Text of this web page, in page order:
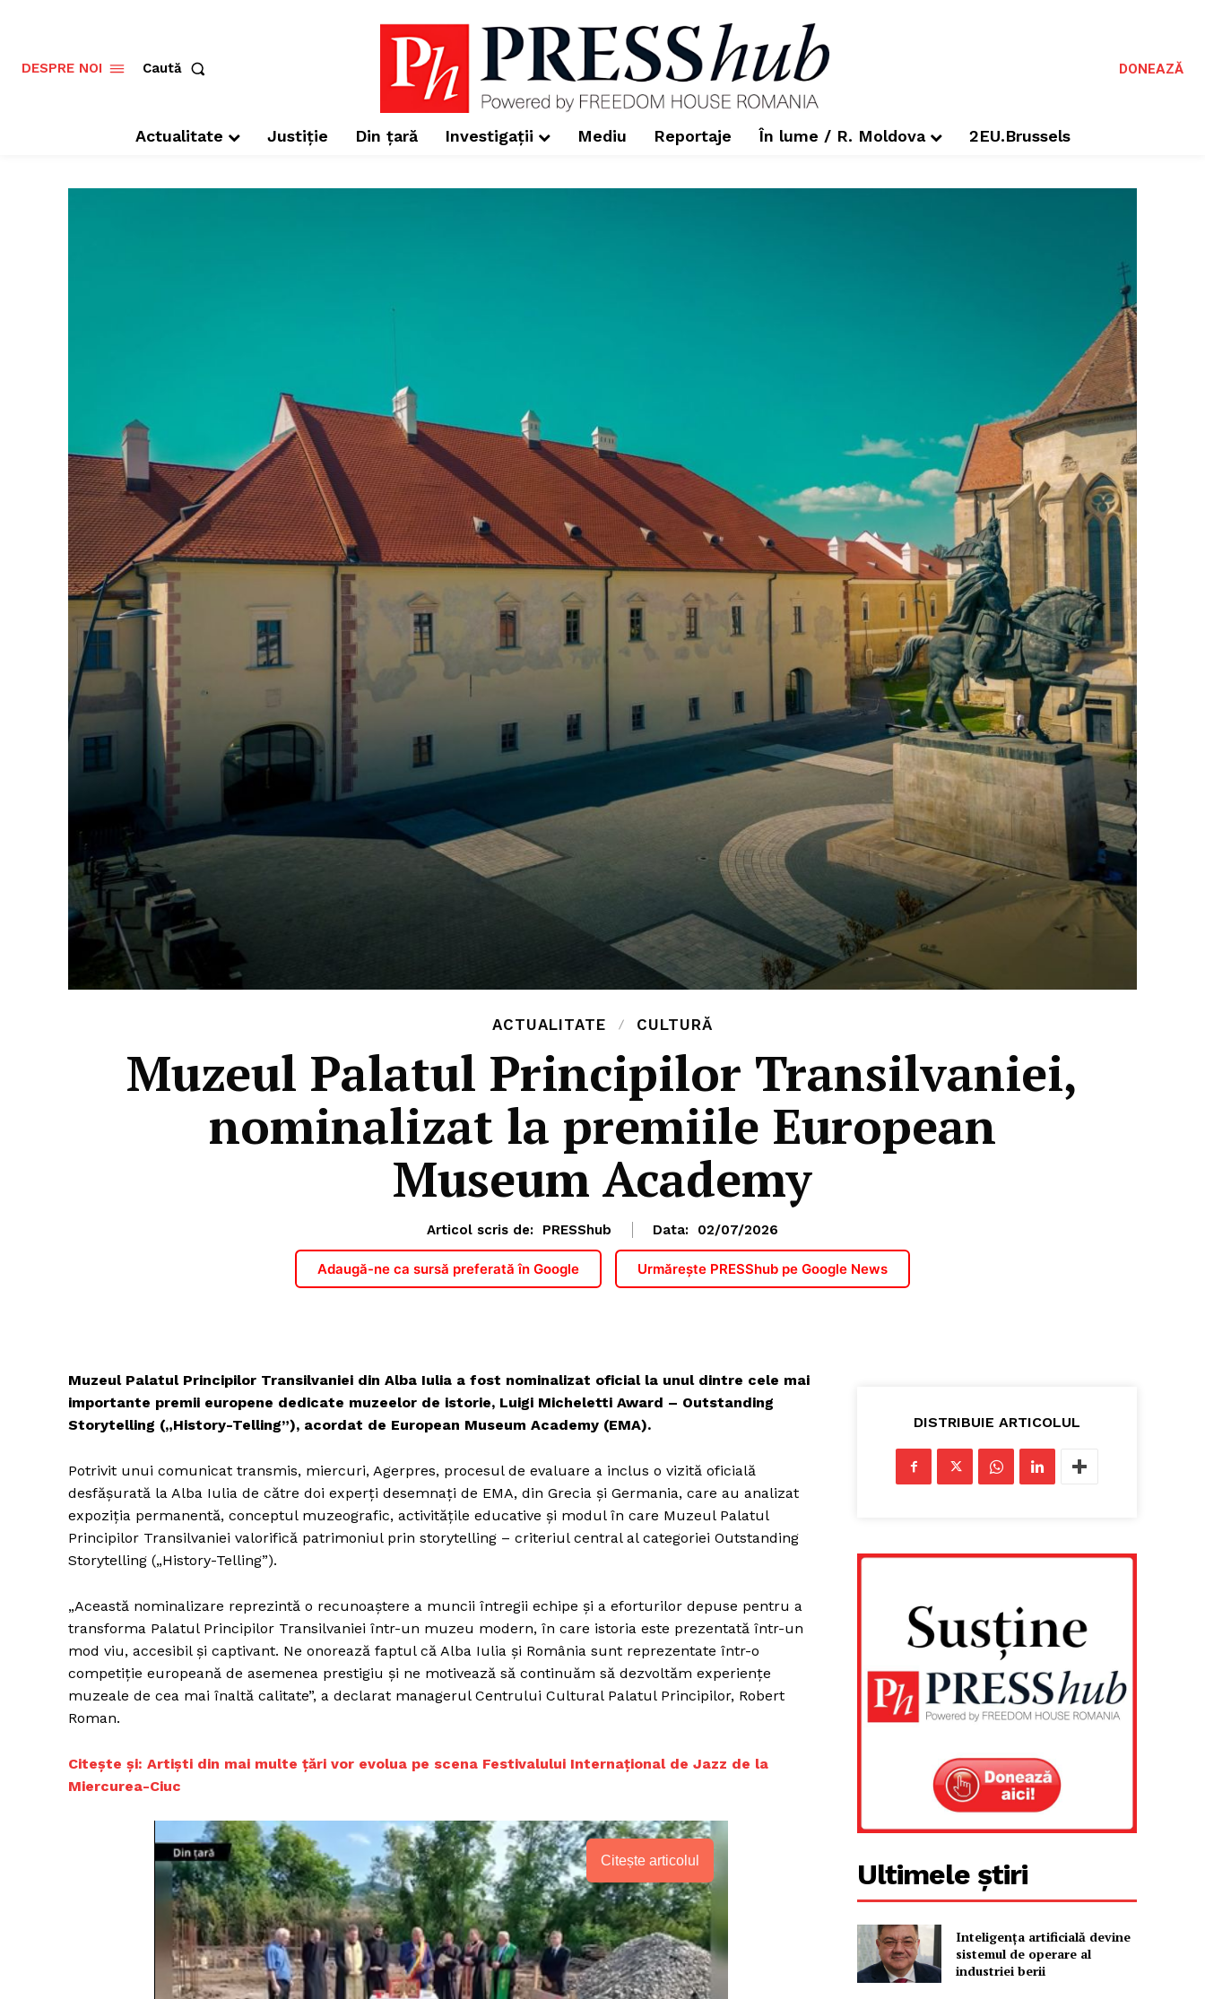
PRESShub
Despre noi / Echipa
DESPRE NOI Caută DONEAZĂ
Actualitate Justiție Din țară Investigații Mediu Reportaje În lume / R. Moldova 2EU.Brussels
ACTUALITATE CULTURĂ
Muzeul Palatul Principilor Transilvaniei,
nominalizat la premiile European
Museum Academy
Articol scris de: PRESShub Data: 02/07/2026
Adaugă-ne ca sursă preferată în Google Urmărește PRESShub pe Google News
Muzeul Palatul Principilor Transilvaniei din Alba Iulia a fost nominalizat oficial la unul dintre cele mai
importante premii europene dedicate muzeelor de istorie, Luigi Micheletti Award – Outstanding
Storytelling („History-Telling”), acordat de European Museum Academy (EMA).
Potrivit unui comunicat transmis, miercuri, Agerpres, procesul de evaluare a inclus o vizită oficială
desfăşurată la Alba Iulia de către doi experţi desemnaţi de EMA, din Grecia şi Germania, care au analizat
expoziţia permanentă, conceptul muzeografic, activităţile educative şi modul în care Muzeul Palatul
Principilor Transilvaniei valorifică patrimoniul prin storytelling – criteriul central al categoriei Outstanding
Storytelling („History-Telling”).
„Această nominalizare reprezintă o recunoaştere a muncii întregii echipe şi a eforturilor depuse pentru a
transforma Palatul Principilor Transilvaniei într-un muzeu modern, în care istoria este prezentată într-un
mod viu, accesibil şi captivant. Ne onorează faptul că Alba Iulia şi România sunt reprezentate într-o
competiţie europeană de asemenea prestigiu şi ne motivează să continuăm să dezvoltăm experienţe
muzeale de cea mai înaltă calitate”, a declarat managerul Centrului Cultural Palatul Principilor, Robert
Roman.
Citește și: Artişti din mai multe ţări vor evolua pe scena Festivalului Internaţional de Jazz de la
Miercurea-Ciuc
Citește articolul
DISTRIBUIE ARTICOLUL
Ultimele știri
Inteligența artificială devine
sistemul de operare al
industriei berii